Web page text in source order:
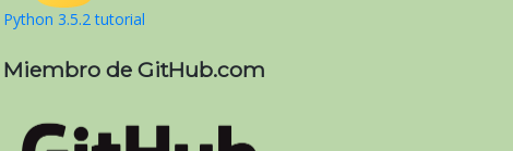
Python 3.5.2 tutorial
Miembro de GitHub.com